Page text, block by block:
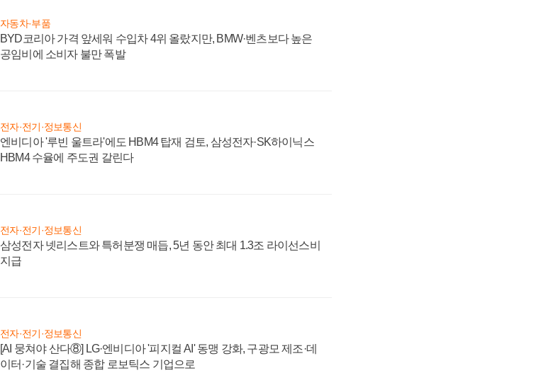
자동차·부품
BYD코리아 가격 앞세워 수입차 4위 올랐지만, BMW·벤츠보다 높은
공임비에 소비자 불만 폭발
전자·전기·정보통신
엔비디아 '루빈 울트라'에도 HBM4 탑재 검토, 삼성전자·SK하이닉스
HBM4 수율에 주도권 갈린다
전자·전기·정보통신
삼성전자 넷리스트와 특허분쟁 매듭, 5년 동안 최대 1.3조 라이선스비
지급
전자·전기·정보통신
[AI 뭉쳐야 산다⑧] LG·엔비디아 '피지컬 AI' 동맹 강화, 구광모 제조·데
이터·기술 결집해 종합 로보틱스 기업으로